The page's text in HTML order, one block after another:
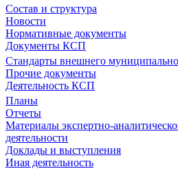
Состав и структура
Новости
Нормативные документы
Документы КСП
Стандарты внешнего
Прочие документы
Деятельность КСП
Планы
Отчеты
Материалы экспертно-
деятельности
Доклады и выступления
Иная деятельность